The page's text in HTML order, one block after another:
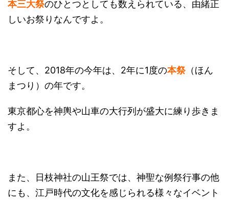
本三大祭のひとつとしても数えられている、由緒正
しいお祭りなんですよ。
そして、2018年の今年は、2年に1度の本祭（ほん
まつり）の年です。
東京都心を神輿や山車の大行列が盛大に練り歩きま
すよ。
また、日枝神社の山王祭では、神聖な例祭行事の他
にも、江戸時代の文化を感じられる様々なイベント